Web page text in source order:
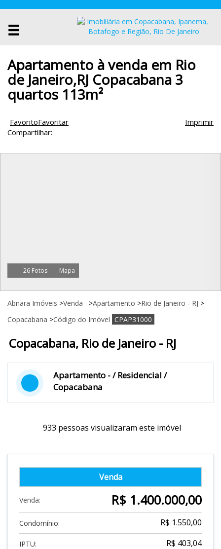
Apartamento à venda em Rio
de Janeiro,RJ Copacabana 3
quartos 113m²
FavoritoFavoritar
Imprimir
Compartilhar:
26 Fotos Mapa
Abnara Imóveis >Venda >Apartamento >Rio de Janeiro - RJ >
Copacabana >Código do Imóvel CPAP31000
Copacabana, Rio de Janeiro - RJ
Apartamento - / Residencial /
Copacabana
933 pessoas visualizaram este imóvel
Venda
Venda: R$ 1.400.000,00
Condomínio: R$ 1.550,00
IPTU:
R$ 403,04